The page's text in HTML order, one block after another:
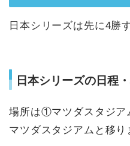
日本シリーズは先に4勝
日本シリーズの日程
場所は①マツダスタジ
マツダスタジアムと移り